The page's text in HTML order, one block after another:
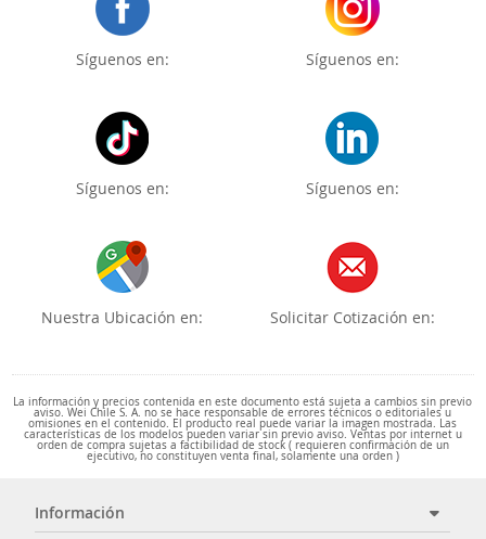
Síguenos en: Síguenos en:
Síguenos en: Síguenos en:
Nuestra Ubicación en: Solicitar Cotización en:
La información y precios contenida en este documento está sujeta a cambios sin previo
aviso. Wei Chile S. A. no se hace responsable de errores técnicos o editoriales u
omisiones en el contenido. El producto real puede variar la imagen mostrada. Las
características de los modelos pueden variar sin previo aviso. Ventas por internet u
orden de compra sujetas a factibilidad de stock ( requieren confirmación de un
ejecutivo, no constituyen venta final, solamente una orden )
Información